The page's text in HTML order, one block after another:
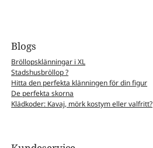
Blogs
Bröllopsklänningar i XL
Stadshusbröllop ?
Hitta den perfekta klänningen för din figur
De perfekta skorna
Klädkoder: Kavaj, mörk kostym eller valfritt?